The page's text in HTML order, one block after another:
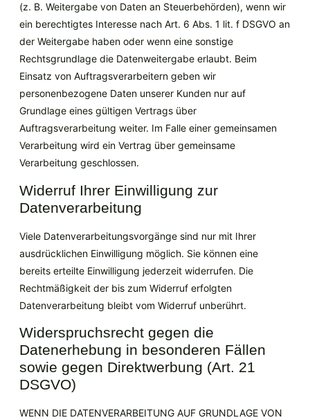
(z. B. Weitergabe von Daten an Steuerbehörden), wenn wir
ein berechtigtes Interesse nach Art. 6 Abs. 1 lit. f DSGVO an
der Weitergabe haben oder wenn eine sonstige
Rechtsgrundlage die Datenweitergabe erlaubt. Beim
Einsatz von Auftragsverarbeitern geben wir
personenbezogene Daten unserer Kunden nur auf
Grundlage eines gültigen Vertrags über
Auftragsverarbeitung weiter. Im Falle einer gemeinsamen
Verarbeitung wird ein Vertrag über gemeinsame
Verarbeitung geschlossen.
Widerruf Ihrer Einwilligung zur
Datenverarbeitung
Viele Datenverarbeitungsvorgänge sind nur mit Ihrer
ausdrücklichen Einwilligung möglich. Sie können eine
bereits erteilte Einwilligung jederzeit widerrufen. Die
Rechtmäßigkeit der bis zum Widerruf erfolgten
Datenverarbeitung bleibt vom Widerruf unberührt.
Widerspruchsrecht gegen die
Datenerhebung in besonderen Fällen
sowie gegen Direktwerbung (Art. 21
DSGVO)
WENN DIE DATENVERARBEITUNG AUF GRUNDLAGE VON